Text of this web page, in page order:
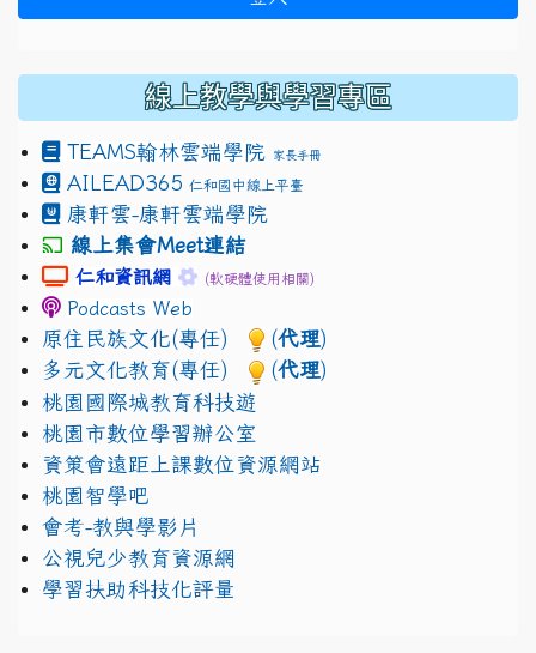
線上教學與學習專區
TEAMS翰林雲端學院 家長手冊
AILEAD365 仁和國中線上平臺
康軒雲-康軒雲端學院
線上集會Meet連結
link to https://sites.google.com/
仁和資訊網 link to https://sites.google.com/
(軟硬體使用相關)
Podcasts Web
原住民族文化(專任) (代理)
多元文化教育(專任)
(代理)
桃園國際城教育科技遊
桃園市數位學習辦公室
資策會遠距上課數位資源網站
桃園智學吧
會考-教與學影片
公視兒少教育資源網
學習扶助科技化評量